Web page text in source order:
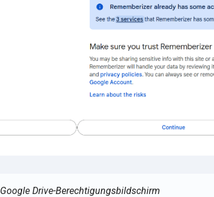
Google Drive-Berechtigungsbildschirm